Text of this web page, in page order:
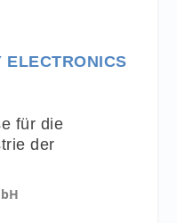
ELECTRONICS
für die
der